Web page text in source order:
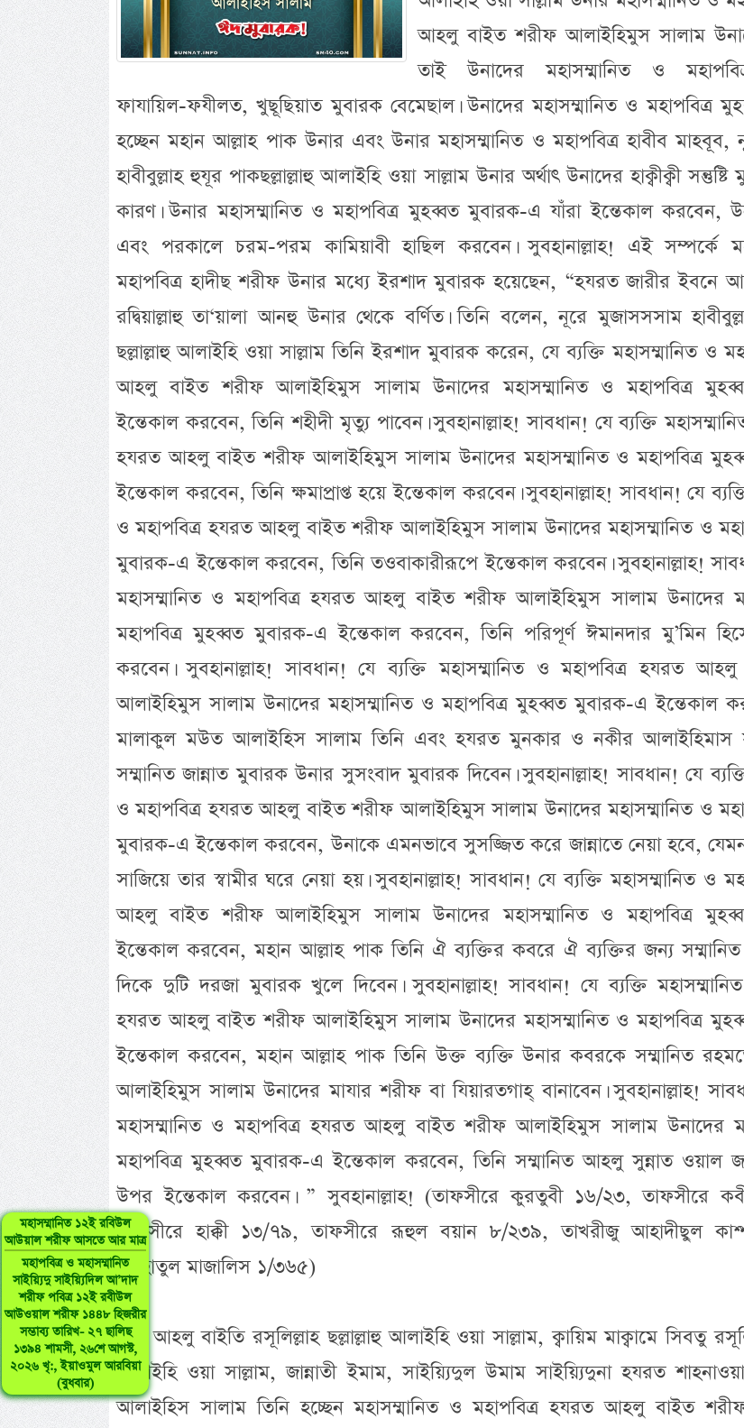
মহাসম্মানিত ১২ই রবিউল
আউয়াল শরীফ আসতে আর মাত্র
মহাপবিত্র ও মহাসম্মানিত
সাইয়্যিদু সাইয়্যিদিল আ’দাদ
শরীফ পবিত্র ১২ই রবীউল
আউওয়াল শরীফ ১৪৪৮ হিজরীর
সম্ভাব্য তারিখ- ২৭ ছালিছ
১৩৯৪ শামসী, ২৬শে আগস্ট,
২০২৬ খৃ:, ইয়াওমুল আরবিয়া
(বুধবার)
আহলু বাইত শরীফ আলাইহিমুস সালাম
তাই উনাদের মহাসম্মানিত ও
ফাযায়িল-ফযীলত, খুছূছিয়াত মুবারক বেমেছাল। উনাদের মহাসম্মানিত ও মহাপবিত্র
হচ্ছেন মহান আল্লাহ পাক উনার এবং উনার মহাসম্মানিত ও মহাপবিত্র হাবীব মাহবূব,
হাবীবুল্লাহ হুযূর পাকছল্লাল্লাহু আলাইহি ওয়া সাল্লাম উনার অর্থাৎ উনাদের হাক্বীক্বী
কারণ। উনার মহাসম্মানিত ও মহাপবিত্র মুহব্বত মুবারক-এ যাঁরা ইন্তেকাল করবেন,
এবং পরকালে চরম-পরম কামিয়াবী হাছিল করবেন। সুবহানাল্লাহ! এই সম্পর্কে
মহাপবিত্র হাদীছ শরীফ উনার মধ্যে ইরশাদ মুবারক হয়েছেন, “হযরত জারীর ইবনে
রদ্বিয়াল্লাহু তা‘য়ালা আনহু উনার থেকে বর্ণিত। তিনি বলেন, নূরে মুজাসসসাম
ছল্লাল্লাহু আলাইহি ওয়া সাল্লাম তিনি ইরশাদ মুবারক করেন, যে ব্যক্তি মহাসম্মানিত ও
আহলু বাইত শরীফ আলাইহিমুস সালাম উনাদের মহাসম্মানিত ও মহাপবিত্র
ইন্তেকাল করবেন, তিনি শহীদী মৃত্যু পাবেন। সুবহানাল্লাহ! সাবধান! যে ব্যক্তি
হযরত আহলু বাইত শরীফ আলাইহিমুস সালাম উনাদের মহাসম্মানিত ও মহাপবিত্র
ইন্তেকাল করবেন, তিনি ক্ষমাপ্রাপ্ত হয়ে ইন্তেকাল করবেন। সুবহানাল্লাহ! সাবধান! যে
ও মহাপবিত্র হযরত আহলু বাইত শরীফ আলাইহিমুস সালাম উনাদের মহাসম্মানিত ও
মুবারক-এ ইন্তেকাল করবেন, তিনি তওবাকারীরূপে ইন্তেকাল করবেন। সুবহানাল্লাহ!
মহাসম্মানিত ও মহাপবিত্র হযরত আহলু বাইত শরীফ আলাইহিমুস সালাম উনাদের
মহাপবিত্র মুহব্বত মুবারক-এ ইন্তেকাল করবেন, তিনি পরিপূর্ণ ঈমানদার মু’মিন
করবেন। সুবহানাল্লাহ! সাবধান! যে ব্যক্তি মহাসম্মানিত ও মহাপবিত্র হযরত
আলাইহিমুস সালাম উনাদের মহাসম্মানিত ও মহাপবিত্র মুহব্বত মুবারক-এ ইন্তেকাল
মালাকুল মউত আলাইহিস সালাম তিনি এবং হযরত মুনকার ও নকীর আলাইহিমাস
সম্মানিত জান্নাত মুবারক উনার সুসংবাদ মুবারক দিবেন। সুবহানাল্লাহ! সাবধান! যে
ও মহাপবিত্র হযরত আহলু বাইত শরীফ আলাইহিমুস সালাম উনাদের মহাসম্মানিত ও
মুবারক-এ ইন্তেকাল করবেন, উনাকে এমনভাবে সুসজ্জিত করে জান্নাতে নেয়া হবে,
সাজিয়ে তার স্বামীর ঘরে নেয়া হয়। সুবহানাল্লাহ! সাবধান! যে ব্যক্তি মহাসম্মানিত ও
আহলু বাইত শরীফ আলাইহিমুস সালাম উনাদের মহাসম্মানিত ও মহাপবিত্র
ইন্তেকাল করবেন, মহান আল্লাহ পাক তিনি ঐ ব্যক্তির কবরে ঐ ব্যক্তির জন্য সম্মানিত
দিকে দুটি দরজা মুবারক খুলে দিবেন। সুবহানাল্লাহ! সাবধান! যে ব্যক্তি
হযরত আহলু বাইত শরীফ আলাইহিমুস সালাম উনাদের মহাসম্মানিত ও মহাপবিত্র
ইন্তেকাল করবেন, মহান আল্লাহ পাক তিনি উক্ত ব্যক্তি উনার কবরকে সম্মানিত
আলাইহিমুস সালাম উনাদের মাযার শরীফ বা যিয়ারতগাহ্ বানাবেন। সুবহানাল্লাহ!
মহাসম্মানিত ও মহাপবিত্র হযরত আহলু বাইত শরীফ আলাইহিমুস সালাম উনাদের
মহাপবিত্র মুহব্বত মুবারক-এ ইন্তেকাল করবেন, তিনি সম্মানিত আহলু সুন্নাত ওয়াল
উপর ইন্তেকাল করবেন। ” সুবহানাল্লাহ! (তাফসীরে কুরতুবী ১৬/২৩, তাফসীরে
তাফসীরে হাক্কী ১৩/৭৯, তাফসীরে রূহুল বয়ান ৮/২৩৯, তাখরীজু আহাদীছুল
নুজহাতুল মাজালিস ১/৩৬৫)
আর আহলু বাইতি রসূলিল্লাহ ছল্লাল্লাহু আলাইহি ওয়া সাল্লাম, ক্বায়িম মাক্বামে সিবতু
আলাইহি ওয়া সাল্লাম, জান্নাতী ইমাম, সাইয়্যিদুল উমাম সাইয়্যিদুনা হযরত
আলাইহিস সালাম তিনি হচ্ছেন মহাসম্মানিত ও মহাপবিত্র হযরত আহলু বাইত